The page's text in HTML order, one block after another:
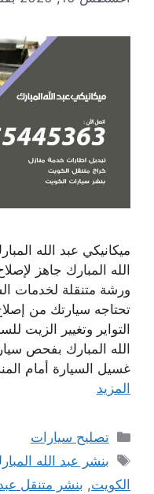
ميكانيكي عبد الله
الله المبارك جاهز
ورشة متنقلة لخدمات
تحتاجه سيارتك من
التواير وتغيير الزيت
الله المبارك بفحص
غسيل السيارة أمام
المزيد
التصنيفات
تصليح سيارات
الوسوم
بنشر عبد الله
الكويت, بنشر متنقل